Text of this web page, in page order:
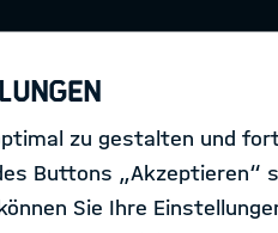
zu gestalten und
Buttons „Akzeptieren“
Sie Ihre